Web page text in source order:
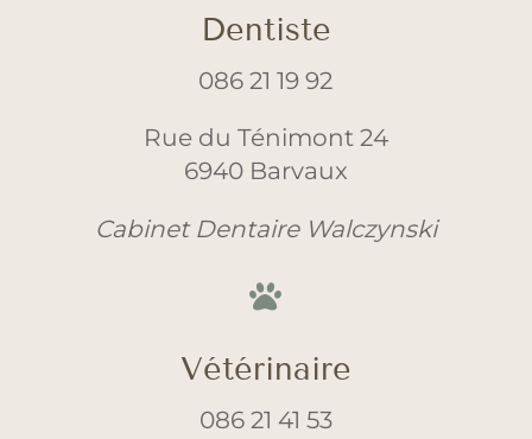
Dentiste
086 21 19 92
Rue du Ténimont 24
6940 Barvaux
Cabinet Dentaire Walczynski

Vétérinaire
086 21 41 53